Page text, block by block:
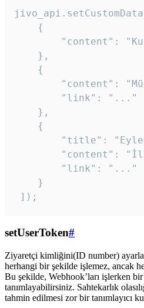
    {
"content":
    },
    {
"content":
        "link": "..."
    },
    {
"title":
"content":
        "link": "..."
    }
]);
setUserToken#
Ziyaretçi kimliğini(ID number)
herhangi bir şekilde işlemez, ancak
Bu şekilde, Webhook’ları işlerken
tanımlayabilirsiniz. Sahtekarlık
tahmin edilmesi zor bir tanımlayıcı